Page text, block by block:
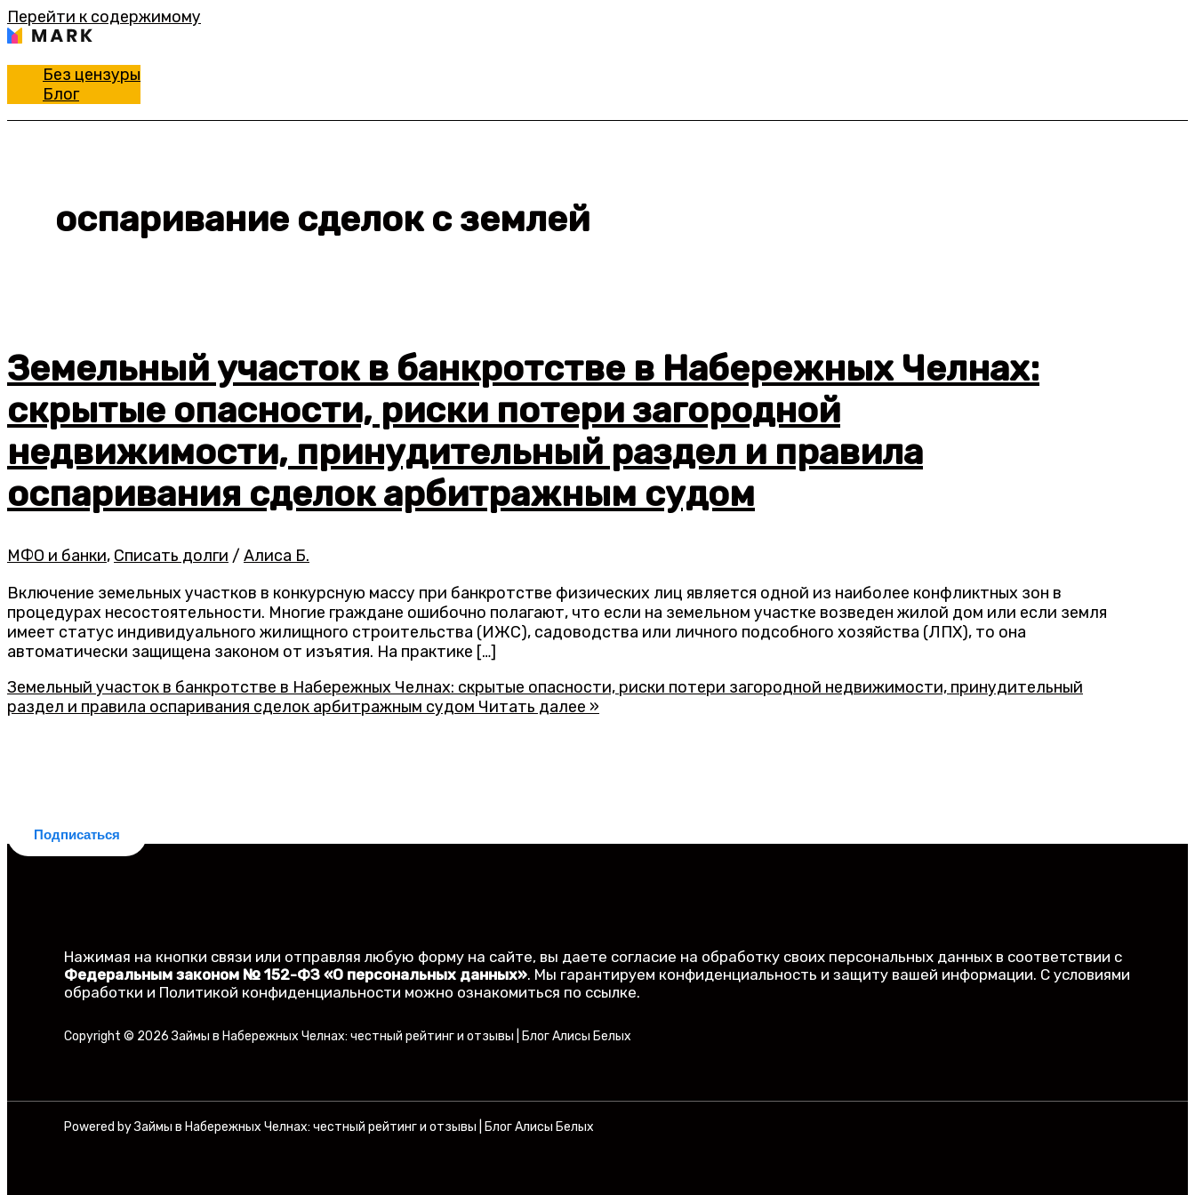
Перейти к содержимому
Без цензуры
Блог
оспаривание сделок с землей
Земельный участок в банкротстве в Набережных Челнах:
скрытые опасности, риски потери загородной
недвижимости, принудительный раздел и правила
оспаривания сделок арбитражным судом
МФО и банки, Списать долги / Алиса Б.
Включение земельных участков в конкурсную массу при банкротстве физических лиц является одной из наиболее конфликтных зон в
процедурах несостоятельности. Многие граждане ошибочно полагают, что если на земельном участке возведен жилой дом или если земля
имеет статус индивидуального жилищного строительства (ИЖС), садоводства или личного подсобного хозяйства (ЛПХ), то она
автоматически защищена законом от изъятия. На практике […]
Земельный участок в банкротстве в Набережных Челнах: скрытые опасности, риски потери загородной недвижимости, принудительный
раздел и правила оспаривания сделок арбитражным судом Читать далее »
Подписаться
Нажимая на кнопки связи или отправляя любую форму на сайте, вы даете согласие на обработку своих персональных данных в соответствии с
Федеральным законом № 152-ФЗ «О персональных данных». Мы гарантируем конфиденциальность и защиту вашей информации. С условиями
обработки и Политикой конфиденциальности можно ознакомиться по ссылке.
Copyright © 2026 Займы в Набережных Челнах: честный рейтинг и отзывы | Блог Алисы Белых
Powered by Займы в Набережных Челнах: честный рейтинг и отзывы | Блог Алисы Белых